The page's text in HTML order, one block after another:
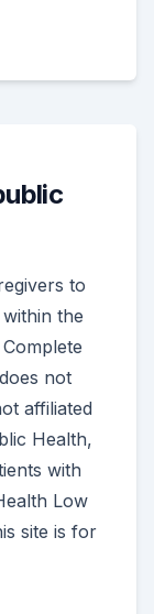
to
the
not
affiliated
Health,
with
Low
site is for